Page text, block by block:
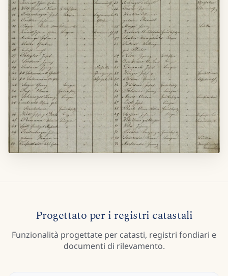
Progettato per i registri catastali
Funzionalità progettate per catasti, registri fondiari e
documenti di rilevamento.